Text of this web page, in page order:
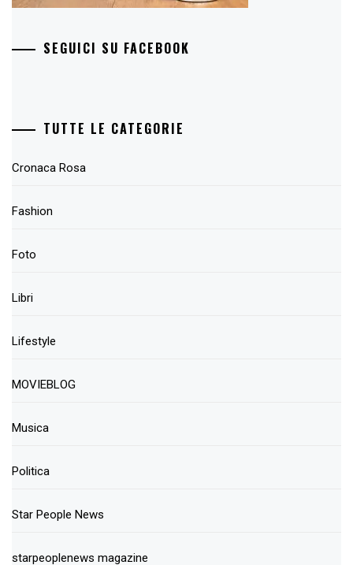
SEGUICI SU FACEBOOK
TUTTE LE CATEGORIE
Cronaca Rosa
Fashion
Foto
Libri
Lifestyle
MOVIEBLOG
Musica
Politica
Star People News
starpeoplenews magazine